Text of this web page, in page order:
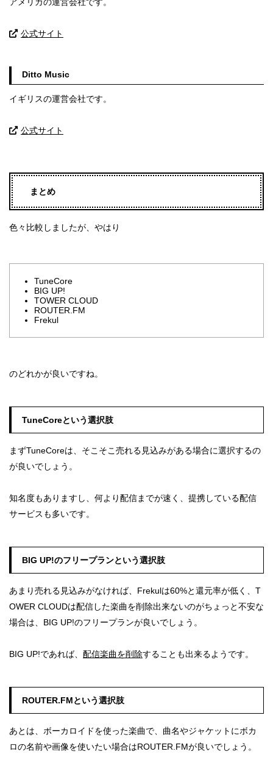
公式サイト
Ditto Music
イギリスの運営会社です。
公式サイト
まとめ
色々比較しましたが、やはり
TuneCore
BIG UP!
TOWER CLOUD
ROUTER.FM
Frekul
のどれかが良いですね。
TuneCoreという選択肢
まずTuneCoreは、そこそこ売れる見込みがある場合に選択するの
が良いでしょう。
知名度もありますし、何より配信までが速く、提携している配信
サービスも多いです。
BIG UP!のフリープランという選択肢
あまり売れる見込みがなければ、Frekulは60%と還元率が低く、T
OWER CLOUDは配信した楽曲を削除出来ないのがちょっと不安な
場合は、BIG UP!のフリープランが良いでしょう。
BIG UP!であれば、 配信楽曲を削除することも出来るようです。
ROUTER.FMという選択肢
あとは、ボーカロイドを使った楽曲で、曲名やジャケットにボカ
ロの名前や画像を使いたい場合はROUTER.FMが良いでしょう。